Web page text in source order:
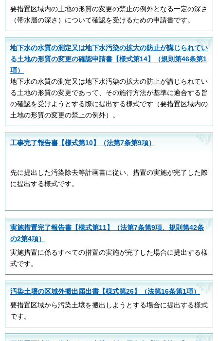
要措置区域内の土地の形質の変更の禁止の例外となる一定の深さ
（帯水層の深さ）について確認を受けるための申請書です。
地下水の水質の測定又は地下水汚染の拡大の防止が講じられてい
る土地の形質の変更の確認申請書【様式第14】（規則第46条第1
項）
地下水の水質の測定又は地下水汚染の拡大の防止が講じられてい
る土地の形質の変更であって、その施行方法が基準に適合する旨
の確認を受けようとする際に提出する様式です（要措置区域内の
土地の形質の変更の禁止の例外）。
工事完了報告書【様式第10】（法第7条第9項）
先に提出した汚染除去等計画書に従い、措置の実施が完了した際
に提出する様式です。
実施措置完了報告書【様式第11】（法第7条第9項、規則第42条
の2第4項）
実施措置に係るすべての措置の実施が完了した場合に提出する様
式です。
汚染土壌の区域外搬出届出書【様式第26】（法第16条第1項）
要措置区域から汚染土壌を搬出しようとする場合に提出する様式
です。